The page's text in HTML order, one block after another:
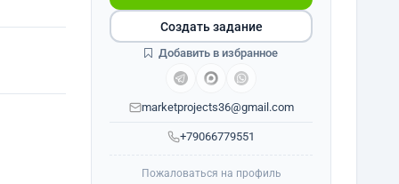
+79066779551
marketprojects36@gmail.com
Создать задание
Добавить в избранное
Пожаловаться на профиль